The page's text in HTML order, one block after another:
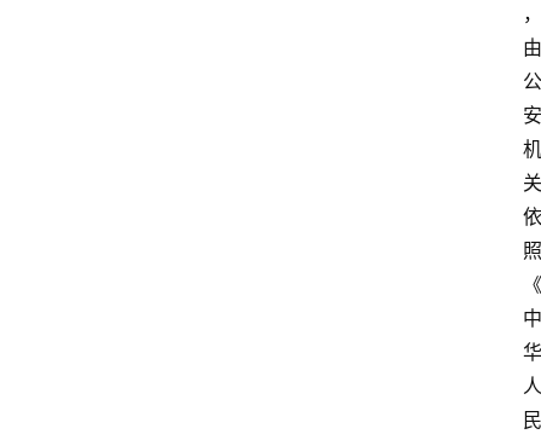
，
由
公
安
机
关
依
照
《
中
华
人
民